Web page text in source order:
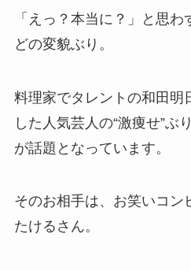
「えっ？本当に？」と思
どの変貌ぶり。
料理家でタレントの和田明
した人気芸人の“激痩せ”ぶ
が話題となっています。
そのお相手は、お笑いコン
たけるさん。